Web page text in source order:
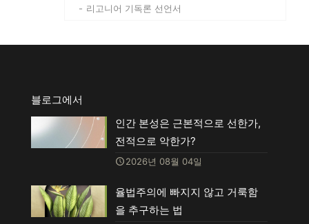
리고니어 기독론 선언서
블로그에서
인간 본성은 근본적으로 선한가,
전적으로 악한가?
2026년 08월 04일
율법주의에 빠지지 않고 거룩함
을 추구하는 법